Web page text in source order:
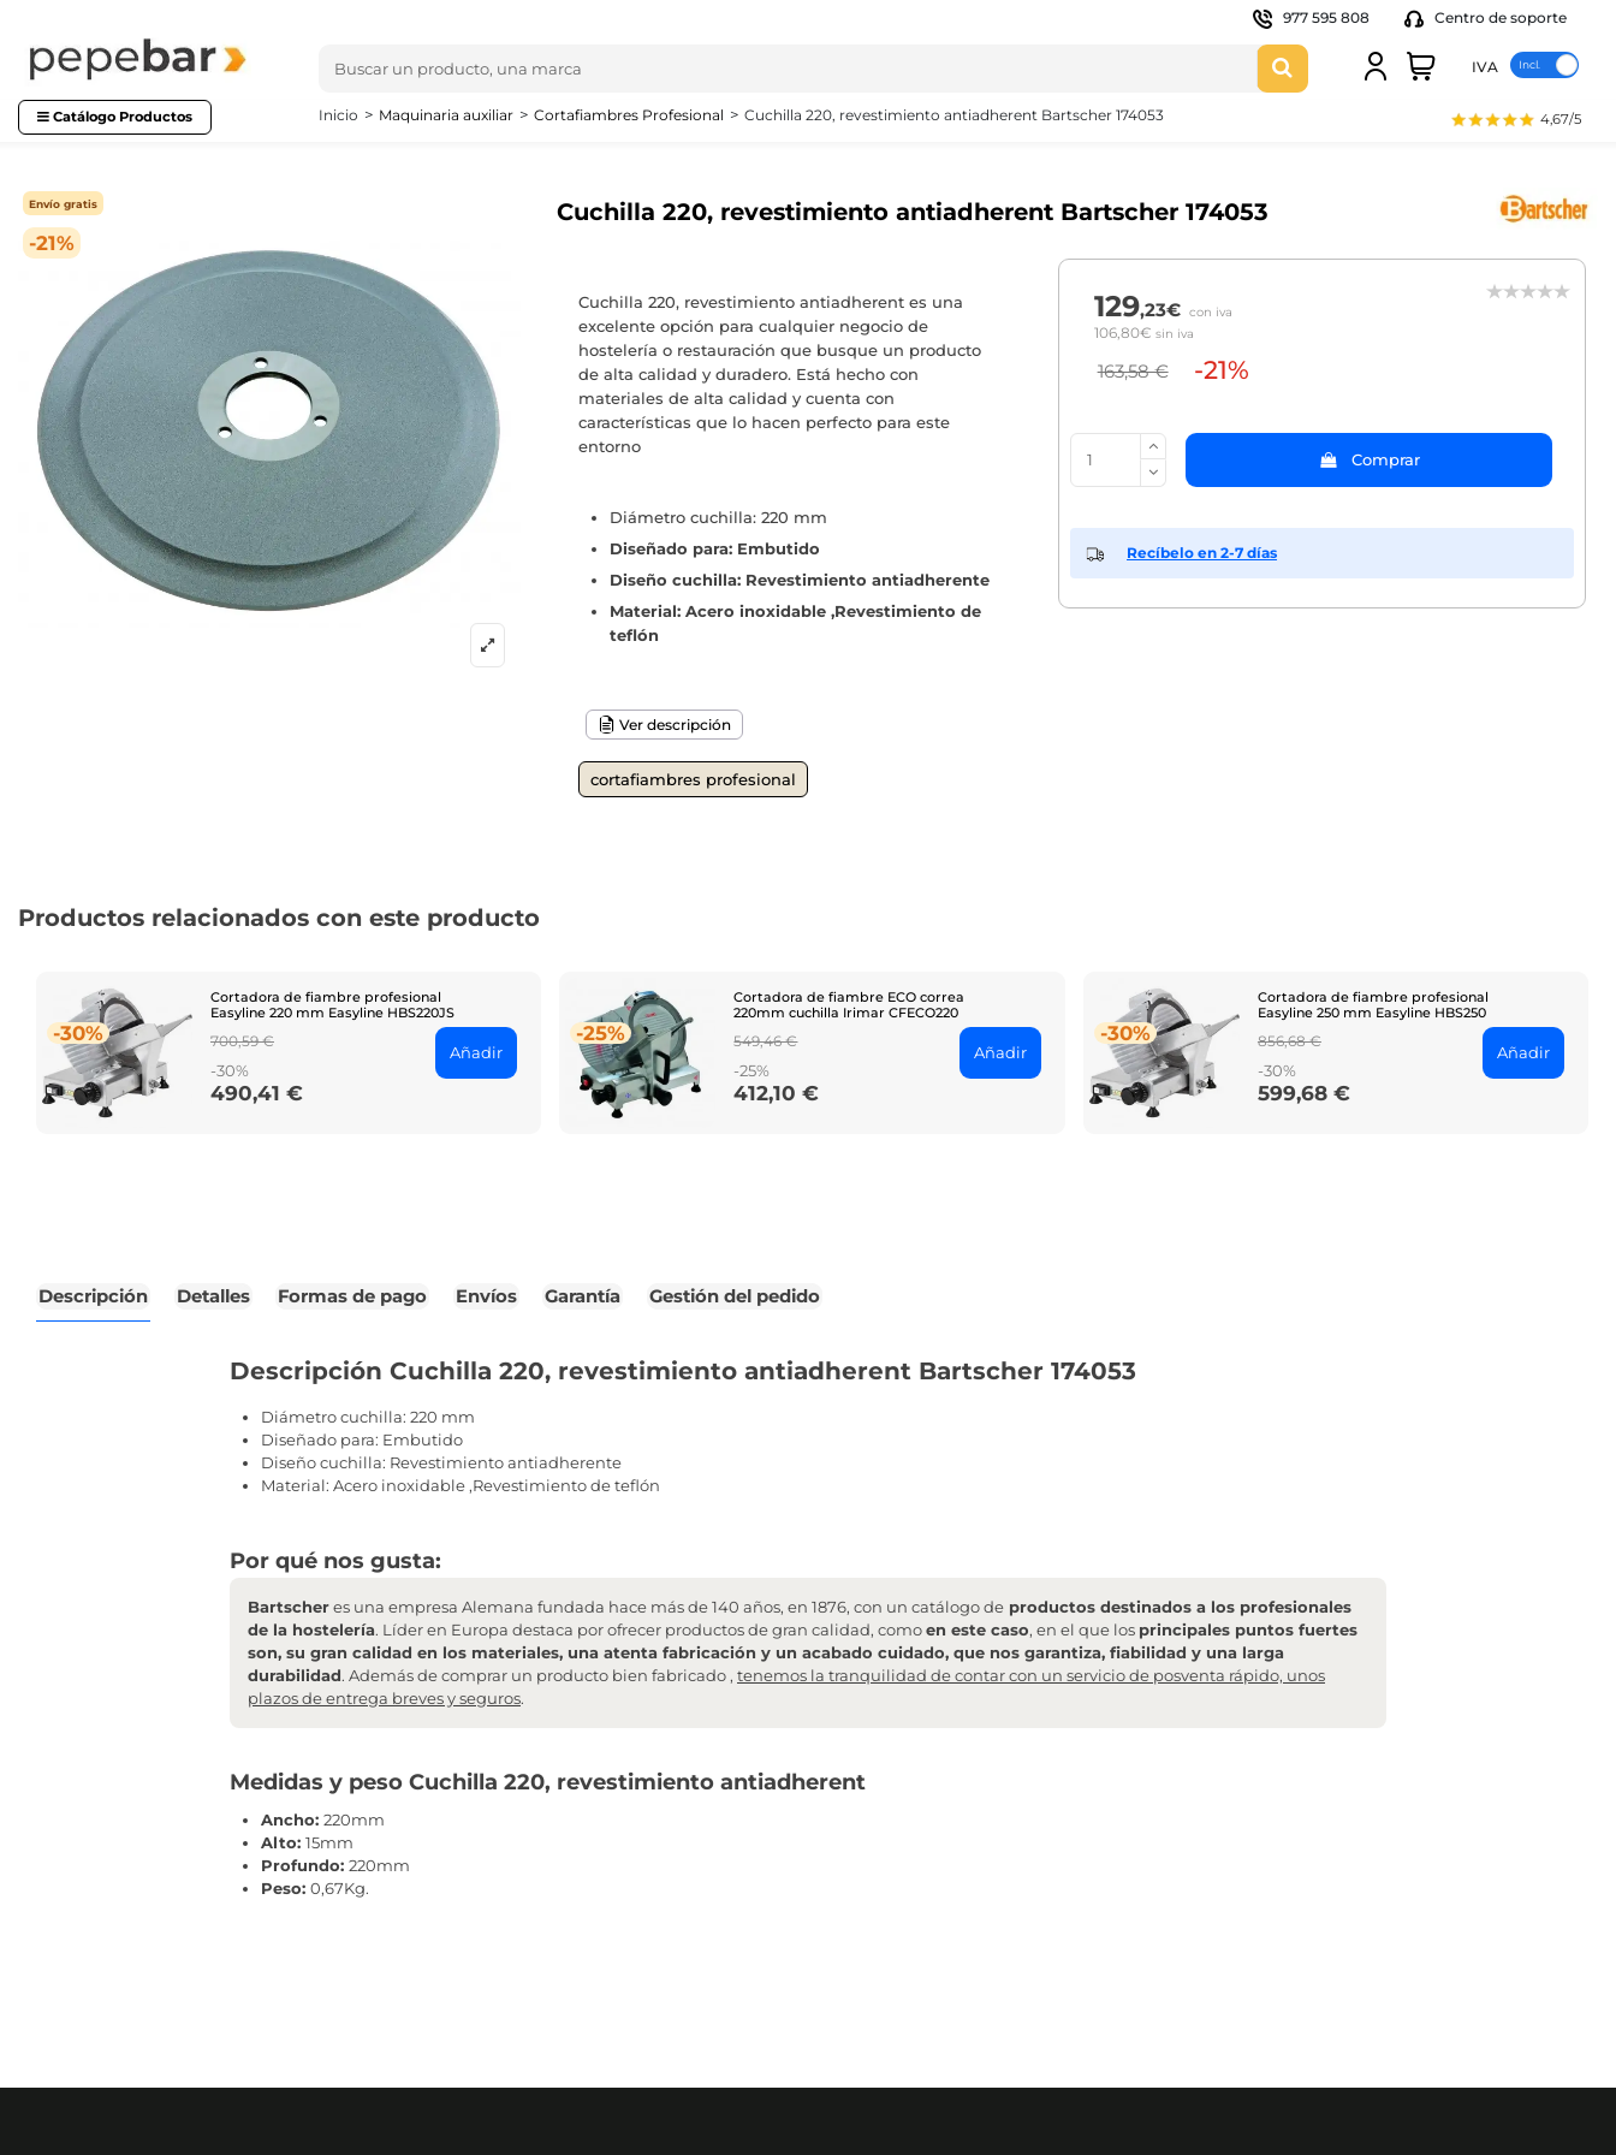
977 595 808 Centro de soporte
IVA
Catálogo Productos 4,67/5
Inicio Maquinaria auxiliar Cortafiambres Profesional Cuchilla 220, revestimiento antiadherent Bartscher 174053
-21%
Envío gratis Cuchilla 220, revestimiento antiadherent Bartscher 174053
Cuchilla 220, revestimiento antiadherent es una
excelente opción para cualquier negocio de
hostelería o restauración que busque un producto
de alta calidad y duradero. Está hecho con
materiales de alta calidad y cuenta con
características que lo hacen perfecto para este
entorno
Diámetro cuchilla: 220 mm
Diseñado para: Embutido
Diseño cuchilla: Revestimiento antiadherente
Material: Acero inoxidable ,Revestimiento de
teflón
Ver descripción
cortafiambres profesional
129,23€ con iva
106,80€ sin iva
163,58 € -21%
Comprar
Recíbelo en 2-7 días
Productos relacionados con este producto
-30%
Cortadora de fiambre profesional
Easyline 220 mm Easyline HBS220JS
Regular
price
700,59 €
-30%
Price
490,41 €
Añadir
-25%
Cortadora de fiambre ECO correa
220mm cuchilla Irimar CFECO220
Regular
price
549,46 €
-25%
Price
412,10 €
Añadir
-30%
Cortadora de fiambre profesional
Easyline 250 mm Easyline HBS250
Regular
price
856,68 €
-30%
Price
599,68 €
Añadir
Descripción Detalles Formas de pago Envíos Garantía Gestión del pedido
Descripción Cuchilla 220, revestimiento antiadherent Bartscher 174053
Diámetro cuchilla: 220 mm
Diseñado para: Embutido
Diseño cuchilla: Revestimiento antiadherente
Material: Acero inoxidable ,Revestimiento de teflón
Por qué nos gusta:
Bartscheres una empresa Alemana fundada hace más de 140 años, en 1876, con un catálogo de productos destinados a los profesionales
de la hostelería. Líder en Europa destaca por ofrecer productos de gran calidad, comoen este caso, en el que los principales puntos fuertes
son, su gran calidad en los materiales, una atenta fabricación y un acabado cuidado, que nos garantiza, fiabilidad y una larga
durabilidad. Además de comprar un producto bien fabricado , tenemos la tranquilidad de contar con un servicio de posventa rápido, unos
plazos de entrega breves y seguros.
Medidas y peso Cuchilla 220, revestimiento antiadherent
Ancho: 220mm
Alto: 15mm
Profundo: 220mm
Peso: 0,67Kg.